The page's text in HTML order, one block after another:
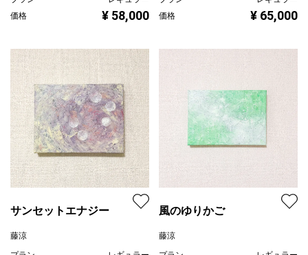
価格
¥ 58,000
価格
¥ 65,000
サンセットエナジー
藤涼
風のゆりかご
藤涼